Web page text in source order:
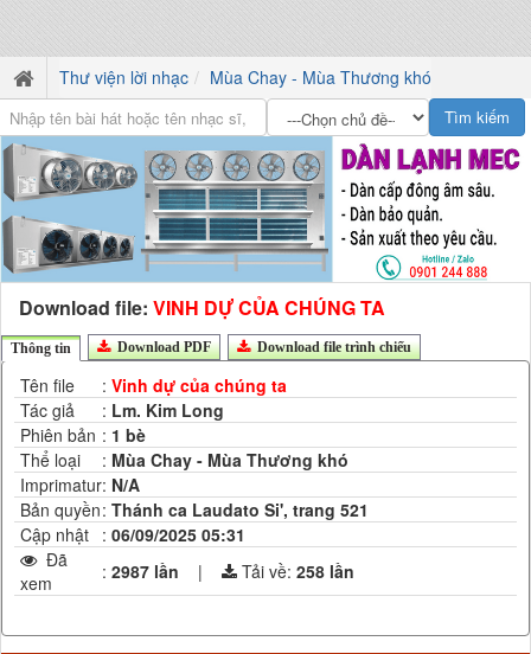
Thư viện lời nhạc Mùa Chay - Mùa Thương khó
Download file: VINH DỰ CỦA CHÚNG TA
Thông tin Download PDF Download file trình chiếu
Tên file : Vinh dự của chúng ta
Tác giả
: Lm. Kim Long
Phiên bản : 1 bè
Thể loại
: Mùa Chay - Mùa Thương khó
Imprimatur: N/A
Bản quyền: Thánh ca Laudato Si', trang 521
Cập nhật : 06/09/2025 05:31
Đã
xem
: 2987 lần | Tải về: 258 lần